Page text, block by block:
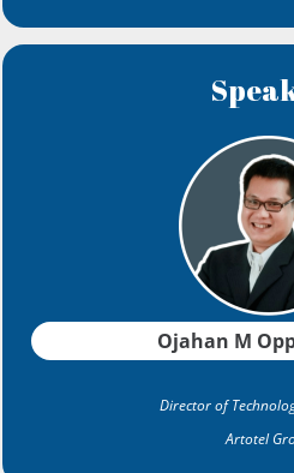
Ojahan M
Director of
Artotel